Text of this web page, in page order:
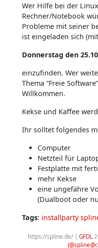
Wer Hilfe bei der
Rechner/Notebook
Probleme mit seiner
ist eingeladen sich
Donnerstag den
einzufinden. Wer
Thema “Freie
Willkommen.
Kekse und Kaffee
Ihr solltet folgendes
Computer
Netzteil für
Festplatte mit
mehr Kekse
eine ungefähre
(Dualboot oder
Tags: installparty
https://spline.de/ | GFDL